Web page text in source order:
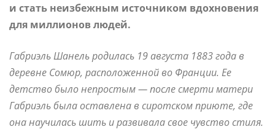
и стать неизбежным источником вдохновения
для миллионов людей.
Габриэль Шанель родилась 19 августа 1883 года в
деревне Сомюр, расположенной во Франции. Ее
детство было непростым — после смерти матери
Габриэль была оставлена в сиротском приюте, где
она научилась шить и развивала свое чувство стиля.